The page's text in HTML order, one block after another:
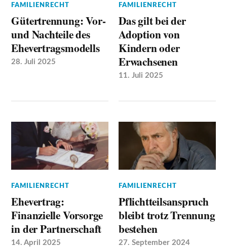
FAMILIENRECHT
Gütertrennung: Vor-
und Nachteile des
Ehevertragsmodells
28. Juli 2025
FAMILIENRECHT
Das gilt bei der
Adoption von
Kindern oder
Erwachsenen
11. Juli 2025
FAMILIENRECHT
Ehevertrag:
Finanzielle Vorsorge
in der Partnerschaft
14. April 2025
FAMILIENRECHT
Pflichtteilsanspruch
bleibt trotz Trennung
bestehen
27. September 2024